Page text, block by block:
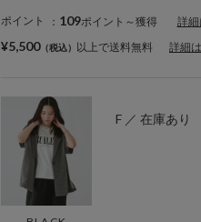
ポイント ： 109ポイント～獲得 詳細
F ／ 在庫あり
¥5,500 以上で送料無料 詳細